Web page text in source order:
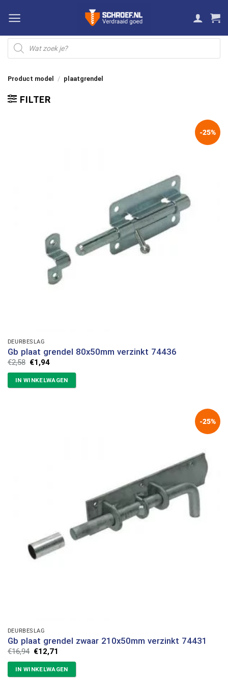
naar
inhoud
Producten
zoeken
Product model / plaatgrendel
FILTER
-25%
DEURBESLAG
Gb plaat grendel 80x50mm verzinkt 74436
€2,58 Oorspronkelijke
prijs
was:
€2,58.
€1,94Huidige
is:
€1,94.
IN WINKELWAGEN
-25%
DEURBESLAG
Gb plaat grendel zwaar 210x50mm verzinkt 74431
€16,94 Oorspronkelijke
prijs
was:
€16,94.
€12,71
is:
€12,71.
IN WINKELWAGEN